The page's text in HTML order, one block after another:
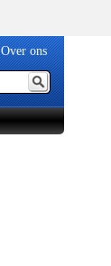
Over ons